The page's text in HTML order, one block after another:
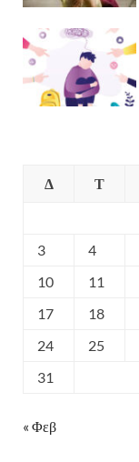
Δ
Τ
3
4
10
11
17
18
24
25
31
« Φεβ